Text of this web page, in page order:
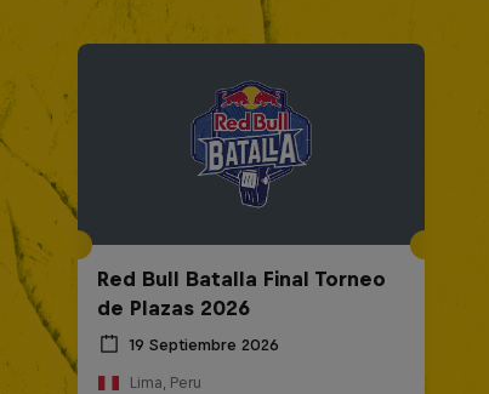
Red Bull Batalla Final Torneo
de Plazas 2026
19 Septiembre 2026
Lima, Peru